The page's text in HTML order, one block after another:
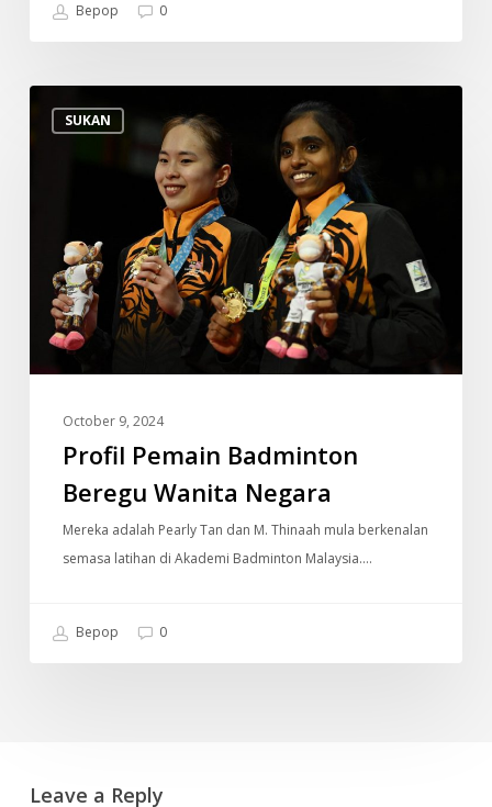
Bepop 0
SUKAN
Pemain
Negara
October 9, 2024
Profil Pemain Badminton
Beregu Wanita Negara
Mereka adalah Pearly Tan dan M. Thinaah mula berkenalan
semasa latihan di Akademi Badminton Malaysia.…
Bepop 0
Leave a Reply